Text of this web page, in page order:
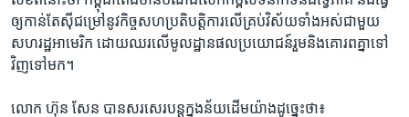
ឲ្យ​កាន់តែ​ស៊ីជម្រៅ​នូវ​កិច្ច​សហ​ប្រតិបត្តិការ​លើ​គ្រប់​វិស័យ​ទាំងអស់​ជាមួយ​
សហរដ្ឋ​អាមេរិក ដោយ​ឈរ​លើ​មូលដ្ឋាន​ផល​ប្រយោជន៍​រួម​និង​គោរព​គ្នា​ទៅ​
វិញ​ទៅ​មក។
​លោក​ ​ហ៊ុន សែន​ ​បាន​សរសេរ​បន្ត​ក្នុង​ន័យ​ដើម​យ៉ាង​ដូច្នេះ​ថា៖​